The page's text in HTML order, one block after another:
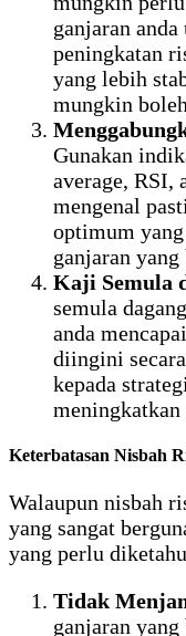
ganjaran
peningkatan
yang lebih
mungkin
Gunakan
average, RSI,
mengenal
optimum
ganjaran yang
Kaji Semula
semula
anda
diingini
kepada
meningkatkan
Keterbatasan Nisbah
Walaupun nisbah
yang sangat
yang perlu
Tidak
ganjaran